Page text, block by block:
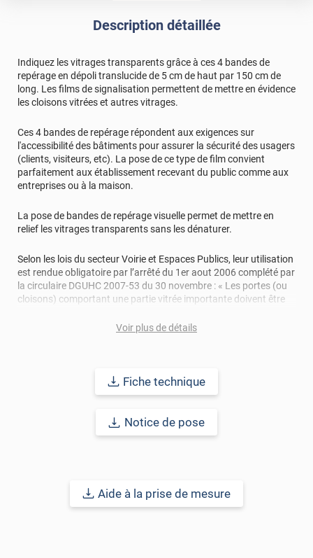
Description détaillée
Indiquez les vitrages transparents grâce à ces 4 bandes de
repérage en dépoli translucide de 5 cm de haut par 150 cm de
long. Les films de signalisation permettent de mettre en évidence
les cloisons vitrées et autres vitrages.
Ces 4 bandes de repérage répondent aux exigences sur
l'accessibilité des bâtiments pour assurer la sécurité des usagers
(clients, visiteurs, etc). La pose de ce type de film convient
parfaitement aux établissement recevant du public comme aux
entreprises ou à la maison.
La pose de bandes de repérage visuelle permet de mettre en
relief les vitrages transparents sans les dénaturer.
Selon les lois du secteur Voirie et Espaces Publics, leur utilisation
est rendue obligatoire par l’arrêté du 1er aout 2006 complété par
la circulaire DGUHC 2007-53 du 30 novembre : « Les portes (ou
cloisons) comportant une partie vitrée importante doivent être
disposer les motifs à l’intérieur de 2 bandes horizontales de
Voir plus de détails
Fiche technique
Notice de pose
Aide à la prise de mesure